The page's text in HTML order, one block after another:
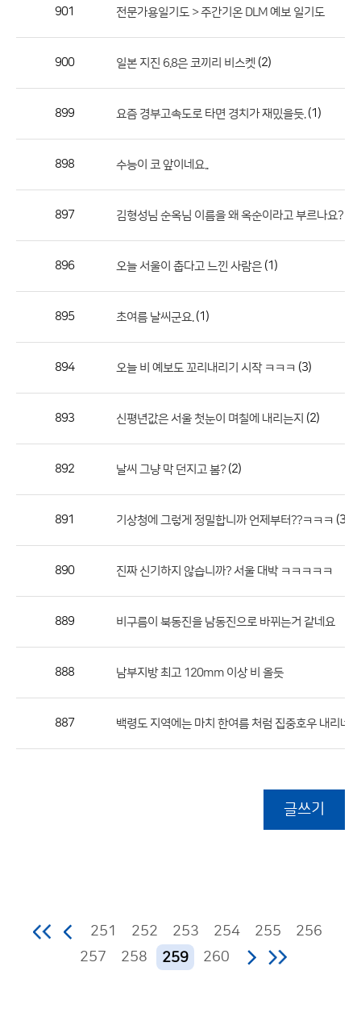
론
호,
록
공
901 전문가용일기도 > 주간기온 DLM 예보 일기도
900 일본 지진 6.8은 코끼리 비스켓 (2)
899 요즘 경부고속도로 타면 경치가 재밌을듯. (1)
898 수능이 코 앞이네요..
897 김형성님 순옥님 이름을 왜 옥순이라고 부르나요?
896 오늘 서울이 춥다고 느낀 사람은 (1)
895 초여름 날씨군요. (1)
894 오늘 비 예보도 꼬리내리기 시작 ㅋㅋㅋ (3)
893 신평년값은 서울 첫눈이 며칠에 내리는지 (2)
892 날씨 그냥 막 던지고 봄? (2)
891 기상청에 그렇게 정밀합니까 언제부터??ㅋㅋㅋ (3)
890 진짜 신기하지 않습니까? 서울 대박 ㅋㅋㅋㅋㅋ
889 비구름이 북동진을 남동진으로 바뀌는거 같네요
888 남부지방 최고 120mm 이상 비 올듯
887 백령도 지역에는 마치 한여름 처럼 집중호우 내리네요
글쓰기
251 252 253 254 255
256
257
258 259 260